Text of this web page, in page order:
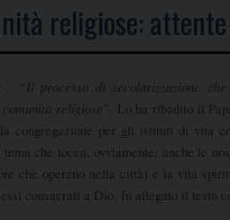
religiose:
“Il processo di secolarizzazione che
religiose”. Lo ha ribadito il
congregazione per gli istituti di vita
che tocca, ovviamente, anche le
che operano nella città) e la vita
consacrati a Dio. In allegato il testo